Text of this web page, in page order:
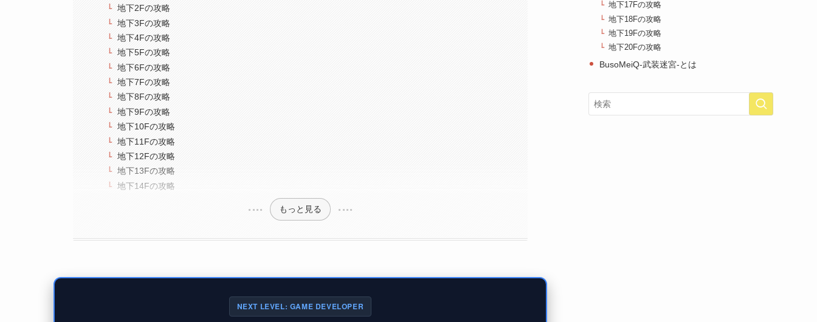
地下2Fの攻略
地下3Fの攻略
地下4Fの攻略
地下5Fの攻略
地下6Fの攻略
地下7Fの攻略
地下8Fの攻略
地下9Fの攻略
地下10Fの攻略
地下11Fの攻略
地下12Fの攻略
地下13Fの攻略
地下14Fの攻略
もっと見る
NEXT LEVEL: GAME DEVELOPER
地下17Fの攻略
地下18Fの攻略
地下19Fの攻略
地下20Fの攻略
BusoMeiQ-武装迷宮-とは